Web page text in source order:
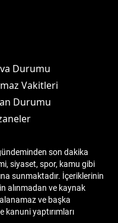
Durumu
Vakitleri
Durumu
son dakika
siyaset, spor, kamu gibi
sunmaktadır. İçeriklerinin
alınmadan ve kaynak
ve başka
yaptırımları